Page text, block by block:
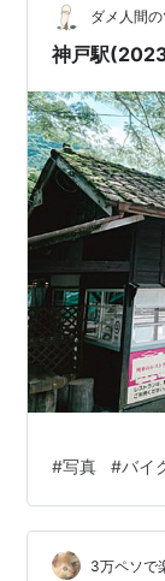
（この時は左
結構重めの骨
病…
ダメ人間
神戸駅
#写真 #バイ
3万ペソで